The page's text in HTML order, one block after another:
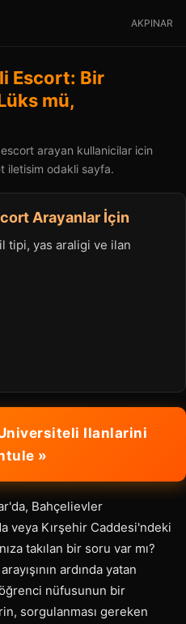
AKPINAR
Escort: Bir
mü,
arayan kullanicilar icin
iletisim odakli sayfa.
Arayanlar İçin
tipi, yas araligi ve ilan
Ilanlarini
»
Bahçelievler
veya Kırşehir Caddesi'ndeki
takılan bir soru var mı?
ardında yatan
nüfusunun bir
sorgulanması gereken